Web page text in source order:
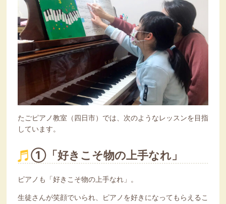
たごピアノ教室（四日市）では、次のようなレッスンを目指
しています。
①「好きこそ物の上手なれ」
ピアノも「好きこそ物の上手なれ」。
生徒さんが笑顔でいられ、ピアノを好きになってもらえるこ